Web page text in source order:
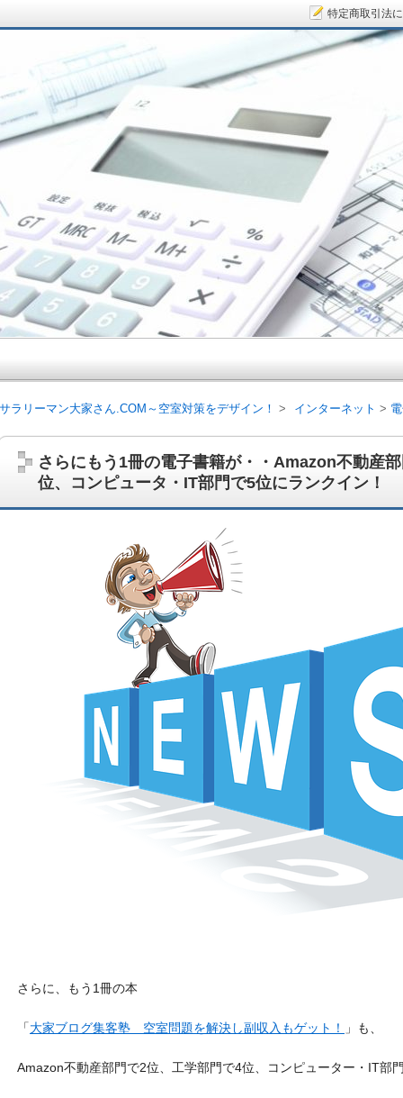
さらにもう1冊の電子書籍が・・Amazon不動産
位、コンピュータ・IT部門で5位にランクイン！
さらに、もう1冊の本
「大家ブログ集客塾 空室問題を解決し副収入もゲット！ 」も、
Amazon不動産部門で2位、工学部門で4位、コンピューター・IT部
サラリーマン大家さん.COM～空室対策をデザイン！ インターネット
サラリーマン大家さん.COM～空
サラリーマン大家さんを応援！マンション経営、アパート経営の空室
ム、大家さん自ら行うネット集客、コンセプト賃貸の導入を研究する
on書籍出版、多拠点居住の暮らしぶり、旅行業務取扱管理者、宅建等
特定商取引法